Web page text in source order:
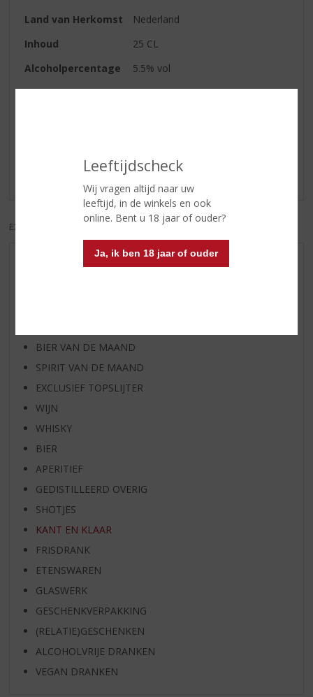
Leeftijdscheck
Wij vragen altijd naar uw
leeftijd, in de winkels en ook
online. Bent u 18 jaar of ouder?
Ja, ik ben 18 jaar of ouder
Land van Herkomst
Nederland
Inhoud
25 CL
Alcoholpercentage
5.5% vol
Er zijn nog geen reviews geplaatst voor dit product
EXCL. BTW
AANBIEDINGEN
BIER VAN DE MAAND
SPIRIT VAN DE MAAND
EXCLUSIEF TOPSLIJTER
WIJN
WHISKY
BIER
APERITIEF
GEDISTILLEERD OVERIG
SHOTJES
KANT EN KLAAR
FRISDRANK
ETENSWAREN
GLASWERK
GESCHENKVERPAKKING
(RELATIE)GESCHENKEN
ALCOHOLVRIJE DRANKEN
VEGAN DRANKEN